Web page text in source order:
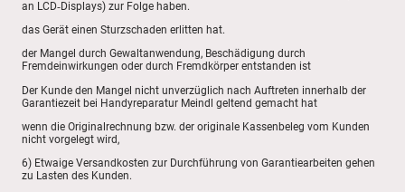
an LCD‐Displays) zur Folge haben.
das Gerät einen Sturzschaden erlitten hat.
der Mangel durch Gewaltanwendung, Beschädigung durch
Fremdeinwirkungen oder durch Fremdkörper entstanden ist
Der Kunde den Mangel nicht unverzüglich nach Auftreten innerhalb der
Garantiezeit bei Handyreparatur Meindl geltend gemacht hat
wenn die Originalrechnung bzw. der originale Kassenbeleg vom Kunden
nicht vorgelegt wird,
6) Etwaige Versandkosten zur Durchführung von Garantiearbeiten gehen
zu Lasten des Kunden.